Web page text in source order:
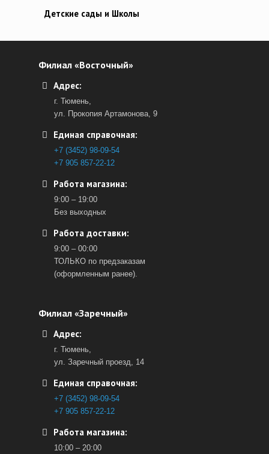
Детские сады и Школы
Филиал «Восточный»
Адрес:
г. Тюмень,
ул. Прокопия Артамонова, 9
Единая справочная:
+7 (3452) 98-09-54
+7 905 857-22-12
Работа магазина:
9:00 – 19:00
Без выходных
Работа доставки:
9:00 – 00:00
ТОЛЬКО по предзаказам
(оформленным ранее).
Филиал «Заречный»
Адрес:
г. Тюмень,
ул. Заречный проезд, 14
Единая справочная:
+7 (3452) 98-09-54
+7 905 857-22-12
Работа магазина:
10:00 – 20:00